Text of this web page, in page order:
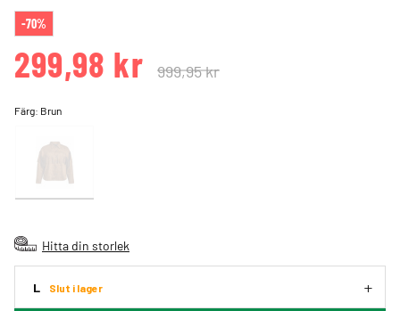
-70%
299,98 kr 999,95 kr
Färg: Brun
Hitta din storlek
L Slut i lager